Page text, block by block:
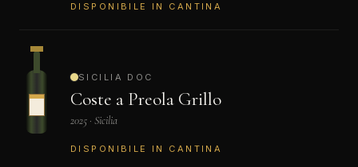
DISPONIBILE IN CANTINA
SICILIA DOC
Coste a Preola Grillo
2025 · Sicilia
DISPONIBILE IN CANTINA